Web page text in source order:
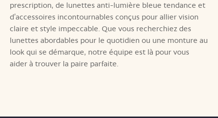
prescription, de lunettes anti-lumière bleue tendance et
d’accessoires incontournables conçus pour allier vision
claire et style impeccable. Que vous recherchiez des
lunettes abordables pour le quotidien ou une monture au
look qui se démarque, notre équipe est là pour vous
aider à trouver la paire parfaite.